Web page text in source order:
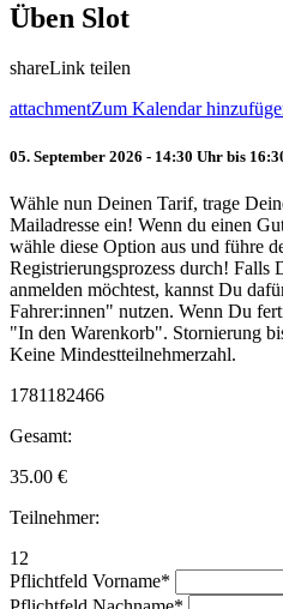
Üben Slot
shareLink teilen
attachmentZum Kalendar
05. September 2026 - 14:30 Uhr bis
Wähle nun Deinen Tarif, trage
Mailadresse ein! Wenn du einen
wähle diese Option aus und führe
Registrierungsprozess durch! Falls
anmelden möchtest, kannst Du
Fahrer:innen" nutzen. Wenn Du
"In den Warenkorb". Stornierung
Keine Mindestteilnehmerzahl.
1781182466
Gesamt:
35.00 €
Teilnehmer:
12
Pflichtfeld Vorname*